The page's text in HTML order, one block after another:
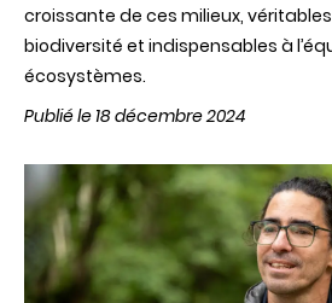
croissante de ces milieux,
biodiversité et indispensables à
écosystèmes.
Publié le 18 décembre 2024